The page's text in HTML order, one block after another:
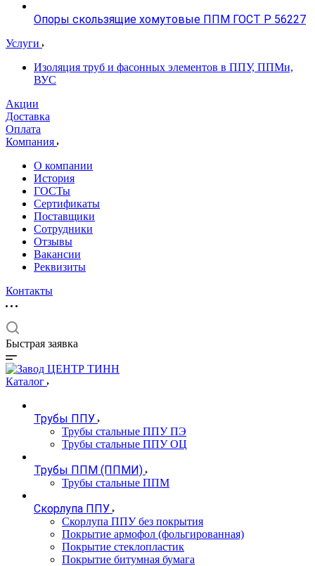
Опоры скользящие хомутовые ППМ ГОСТ Р 56227
Услуги
Изоляция труб и фасонных элементов в ППУ, ППМи,
ВУС
Акции
Доставка
Оплата
Компания
О компании
История
ГОСТы
Сертификаты
Поставщики
Сотрудники
Отзывы
Вакансии
Реквизиты
Контакты
Быстрая заявка
Каталог
Трубы ППУ
Трубы стальные ППУ ПЭ
Трубы стальные ППУ ОЦ
Трубы ППМ (ППМИ)
Трубы стальные ППМ
Скорлупа ППУ
Скорлупа ППУ без покрытия
Покрытие армофол (фольгированная)
Покрытие стеклопластик
Покрытие битумная бумага